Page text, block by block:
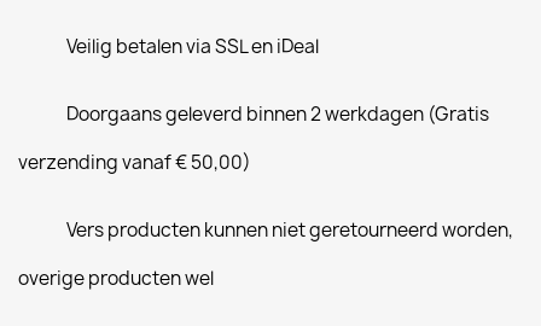
Veilig betalen via SSL en iDeal
Doorgaans geleverd binnen 2 werkdagen (Gratis
verzending vanaf € 50,00)
Vers producten kunnen niet geretourneerd worden,
overige producten wel